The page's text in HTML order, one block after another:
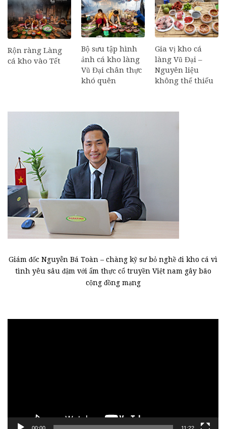
Rộn ràng Làng
cá kho vào Tết
Bộ sưu tập hình
ảnh cá kho làng
Vũ Đại chân thực
khó quên
Gia vị kho cá
làng Vũ Đại –
Nguyên liệu
không thể thiếu
Giám đốc Nguyễn Bá Toàn – chàng kỹ sư bỏ nghề đi kho cá vì
tình yêu sâu đậm với ẩm thực cổ truyền Việt nam gây bão
cộng đồng mạng